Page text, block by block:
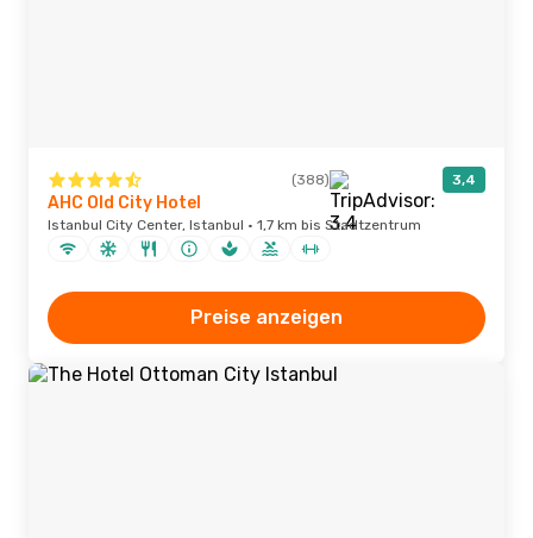
(388) 3,4
AHC Old City Hotel
Istanbul City Center, Istanbul · 1,7 km bis Stadtzentrum
Preise anzeigen